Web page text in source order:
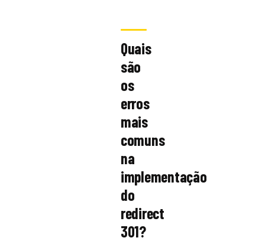
Quais
são
os
erros
mais
comuns
na
implementação
do
redirect
301?